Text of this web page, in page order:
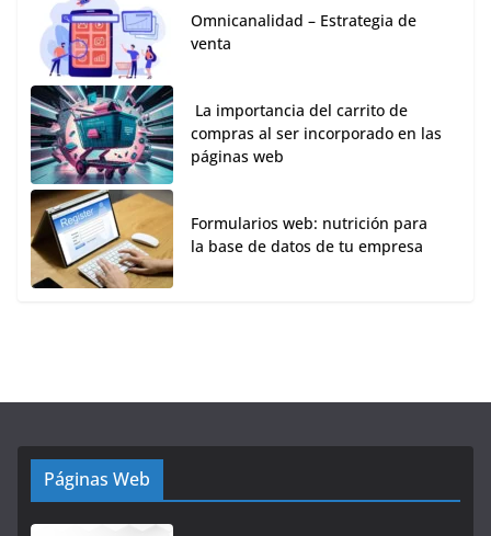
Omnicanalidad – Estrategia de
venta
La importancia del carrito de
compras al ser incorporado en las
páginas web
Formularios web: nutrición para
la base de datos de tu empresa
Páginas Web